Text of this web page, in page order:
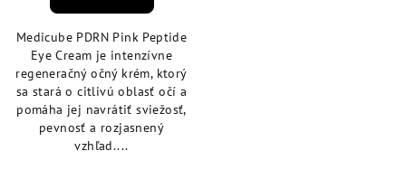
z
5
hviezdičiek.
Medicube PDRN Pink Peptide
Eye Cream je intenzívne
regeneračný očný krém, ktorý
sa stará o citlivú oblasť očí a
pomáha jej navrátiť sviežosť,
pevnosť a rozjasnený
vzhľad....